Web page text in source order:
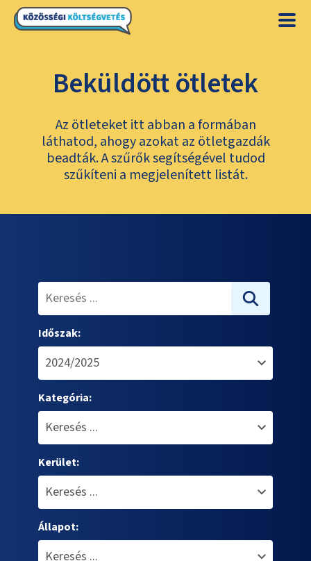
Beküldött ötletek
Az ötleteket itt abban a formában
láthatod, ahogy azokat az ötletgazdák
beadták. A szűrők segítségével tudod
szűkíteni a megjelenített listát.
Időszak:
Kategória:
Kerület:
Állapot: